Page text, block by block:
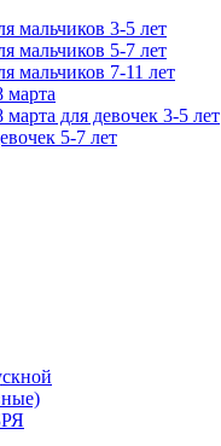
мальчиков 3-5 лет
мальчиков 5-7 лет
мальчиков 7-11 лет
марта
для девочек 3-5 лет
5-7 лет